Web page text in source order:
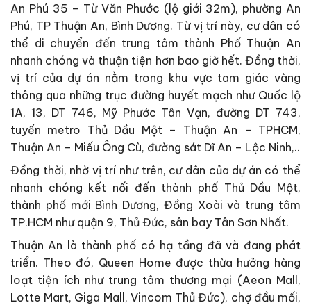
An Phú 35 – Từ Văn Phước (lộ giới 32m), phường An
Phú, TP Thuận An, Bình Dương. Từ vị trí này, cư dân có
thể di chuyển đến trung tâm thành Phố Thuận An
nhanh chóng và thuận tiện hơn bao giờ hết. Đồng thời,
vị trí của dự án nằm trong khu vực tam giác vàng
thông qua những trục đường huyết mạch như Quốc lộ
1A, 13, DT 746, Mỹ Phước Tân Vạn, đường DT 743,
tuyến metro Thủ Dầu Một – Thuận An – TPHCM,
Thuận An – Miếu Ông Cù, đường sát Dĩ An – Lộc Ninh,..
Đồng thời, nhờ vị trí như trên, cư dân của dự án có thể
nhanh chóng kết nối đến thành phố Thủ Dầu Một,
thành phố mới Bình Dương, Đồng Xoài và trung tâm
TP.HCM như quận 9, Thủ Đức, sân bay Tân Sơn Nhất.
Thuận An là thành phố có hạ tầng đã và đang phát
triển. Theo đó, Queen Home được thừa hưởng hàng
loạt tiện ích như trung tâm thương mại (Aeon Mall,
Lotte Mart, Giga Mall, Vincom Thủ Đức), chợ đầu mối,